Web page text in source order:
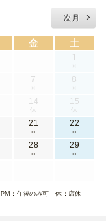
次月
金 土
1
×
7
×
8
×
14
休
15
休
21
○
22
○
28
○
29
○
PM ：午後のみ可 休 ：店休